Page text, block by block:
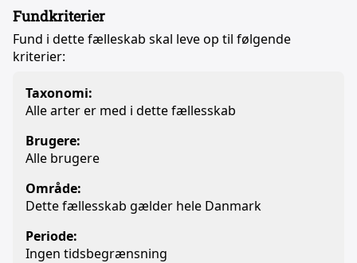
Fundkriterier
Fund i dette fælleskab skal leve op til følgende
kriterier:
Taxonomi:
Alle arter er med i dette fællesskab
Brugere:
Alle brugere
Område:
Dette fællesskab gælder hele Danmark
Periode:
Ingen tidsbegrænsning